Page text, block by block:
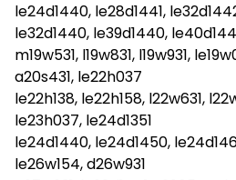
le24d1440, le28d1441,
le32d1440, le39d1440,
m19w531, l19w831, l19w931,
a20s431, le22h037
le22h138, le22h158, l22w631,
le23h037, le24d1351
le24d1440, le24d1450,
le26w154, d26w931